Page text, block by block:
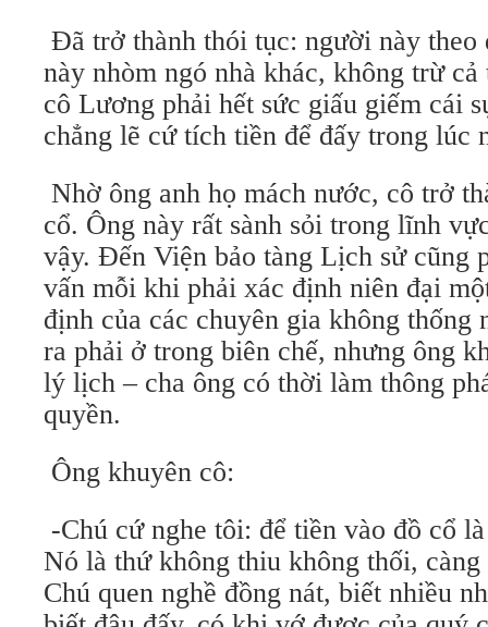
Đã trở thành thói tục: người này theo
này nhòm ngó nhà khác, không trừ
cô Lương phải hết sức giấu giếm cái
chẳng lẽ cứ tích tiền để đấy trong lúc
Nhờ ông anh họ mách nước, cô trở
cổ. Ông này rất sành sỏi trong lĩnh
vậy. Đến Viện bảo tàng Lịch sử cũng
vấn mỗi khi phải xác định niên đại
định của các chuyên gia không thống
ra phải ở trong biên chế, nhưng ông
lý lịch – cha ông có thời làm thông
quyền.
Ông khuyên cô:
-Chú cứ nghe tôi: để tiền vào đồ cổ
Nó là thứ không thiu không thối, càng
Chú quen nghề đồng nát, biết nhiều